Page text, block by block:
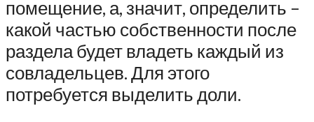
помещение, а, значит, определить –
какой частью собственности после
раздела будет владеть каждый из
совладельцев. Для этого
потребуется выделить доли.